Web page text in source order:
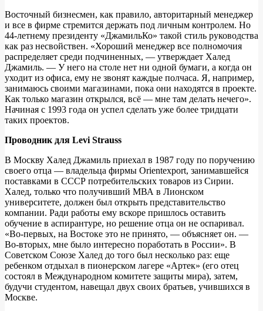
Восточный бизнесмен, как правило, авторитарный менеджер
и все в фирме стремится держать под личным контролем. Но
44-летнему президенту «ДжамильКо» такой стиль руководства
как раз несвойствен. «Хороший менеджер все полномочия
распределяет среди подчиненных, — утверждает Халед
Джамиль. — У него на столе нет ни одной бумаги, а когда он
уходит из офиса, ему не звонят каждые полчаса. Я, например,
занимаюсь своими магазинами, пока они находятся в проекте.
Как только магазин открылся, всё — мне там делать нечего».
Начиная с 1993 года он успел сделать уже более тридцати
таких проектов.
Проводник для Levi Strauss
В Москву Халед Джамиль приехал в 1987 году по поручению
своего отца — владельца фирмы Orientexport, занимавшейся
поставками в СССР потребительских товаров из Сирии.
Халед, только что получивший МВА в Лионском
университете, должен был открыть представительство
компании. Ради работы ему вскоре пришлось оставить
обучение в аспирантуре, но решение отца он не оспаривал.
«Во-первых, на Востоке это не принято, — объясняет он. —
Во-вторых, мне было интересно поработать в России». В
Советском Союзе Халед до того был несколько раз: еще
ребенком отдыхал в пионерском лагере «Артек» (его отец
состоял в Международном комитете защиты мира), затем,
будучи студентом, навещал двух своих братьев, учившихся в
Москве.